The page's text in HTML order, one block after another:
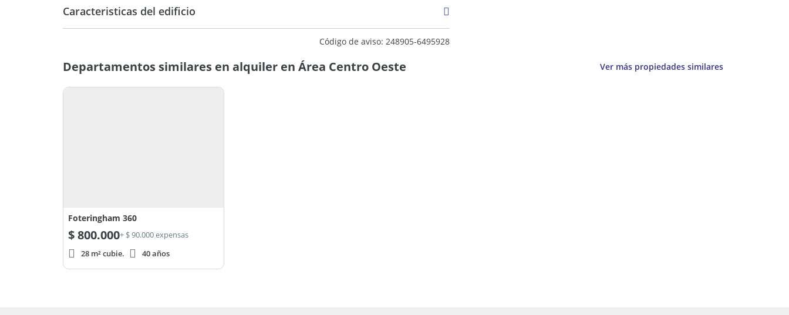
Caracteristicas del edificio
Código de aviso: 248905-6495928
Departamentos similares en alquiler en Área Centro Oeste Ver más propiedades similares
Foteringham 360
$800.000+ $ 90.000 expensas
28 m² cubie.
40 años